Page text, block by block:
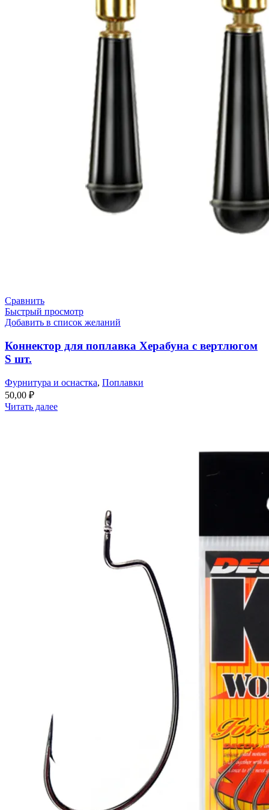
Сравнить
Быстрый просмотр
Добавить в список желаний
Коннектор для поплавка Херабуна с вертлюгом
S шт.
Фурнитура и оснастка, Поплавки
50,00 ₽
Читать далее